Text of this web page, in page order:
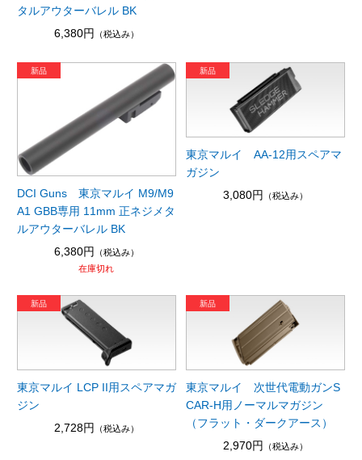
タルアウターバレル BK
6,380円 （税込み）
DCI Guns 東京マルイ M9/M9
A1 GBB専用 11mm 正ネジメタ
ルアウターバレル BK
6,380円
（税込み）
在庫切れ
東京マルイ AA-12用スペアマ
ガジン
3,080円
（税込み）
東京マルイ LCP II用スペアマガ
ジン
2,728円
（税込み）
東京マルイ 次世代電動ガンS
CAR-H用ノーマルマガジン
（フラット・ダークアース）
2,970円
（税込み）